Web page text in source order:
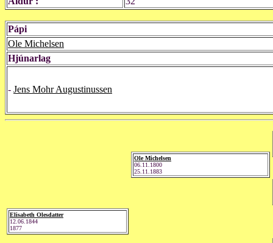
Pápi
Ole Michelsen
Hjúnarlag
- Jens Mohr Augustinussen
Elisabeth Olesdatter
12.06.1844
1877
Ole Michelsen
06.11.1800
25.11.1883